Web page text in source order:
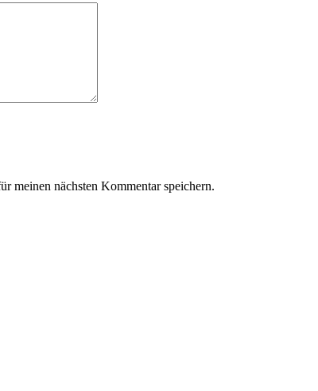
meinen nächsten Kommentar speichern.